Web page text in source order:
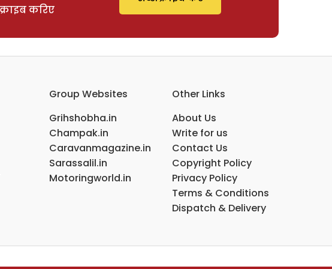
करिए
Group Websites
Grihshobha.in
Champak.in
Caravanmagazine.in
Sarassalil.in
Motoringworld.in
Other Links
About Us
Write for us
Contact Us
Copyright Policy
Privacy Policy
Terms & Conditions
Dispatch & Delivery